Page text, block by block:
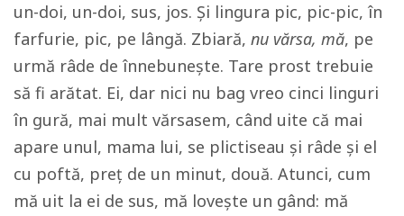
un-doi, un-doi, sus, jos. Și lingura pic, pic-pic, în
farfurie, pic, pe lângă. Zbiară, nu vărsa, mă, pe
urmă râde de înnebunește. Tare prost trebuie
să fi arătat. Ei, dar nici nu bag vreo cinci linguri
în gură, mai mult vărsasem, când uite că mai
apare unul, mama lui, se plictiseau și râde și el
cu poftă, preț de un minut, două. Atunci, cum
mă uit la ei de sus, mă lovește un gând: mă